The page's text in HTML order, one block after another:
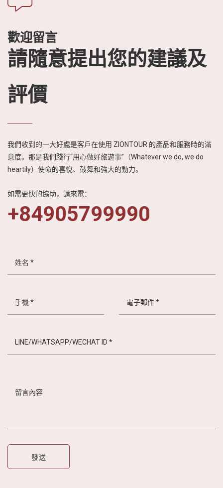
情節，展現越南迷
人的自然風光、豐
歡迎留言
請隨意提出您的建議及
評價
我們收到的一大好處是客戶在使用 ZIONTOUR 的產品和服務時的滿
意度。那是我們踐行“用心做好旅遊事”（Whatever we do, we do
heartily）使命的喜悅、鼓舞和強大的動力。
如需更快的協助，請來電：
+84905799990